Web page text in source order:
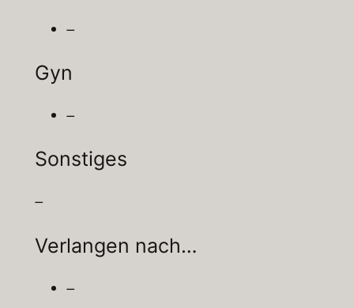
–
Gyn
–
Sonstiges
–
Verlangen nach…
–